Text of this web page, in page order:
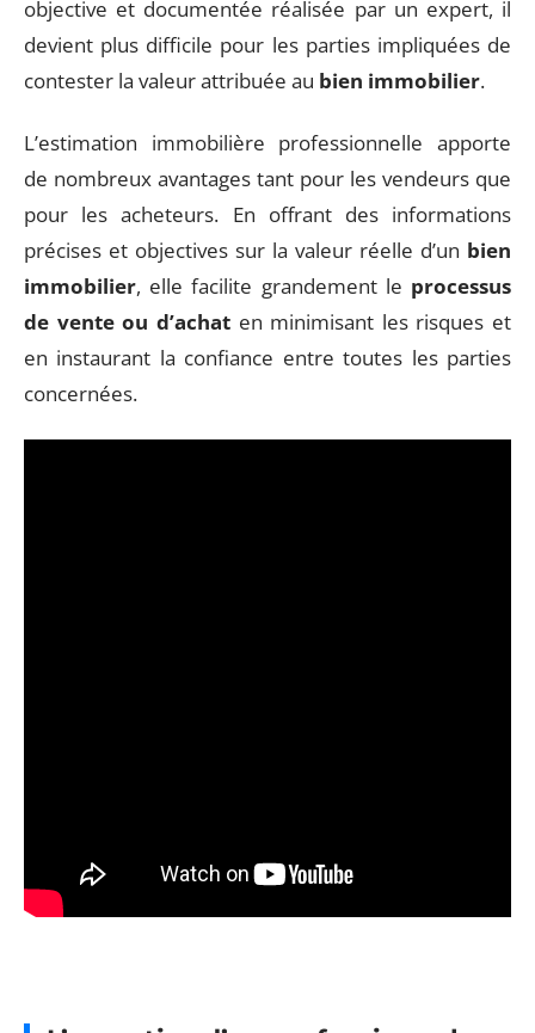
objective et documentée réalisée par un expert, il
devient plus difficile pour les parties impliquées de
contester la valeur attribuée au bien immobilier.
L’estimation immobilière professionnelle apporte
de nombreux avantages tant pour les vendeurs que
pour les acheteurs. En offrant des informations
précises et objectives sur la valeur réelle d’un bien
immobilier, elle facilite grandement le processus
de vente ou d’achaten minimisant les risques et
en instaurant la confiance entre toutes les parties
concernées.